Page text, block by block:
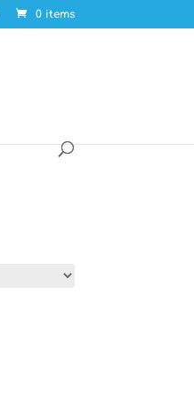
0 items